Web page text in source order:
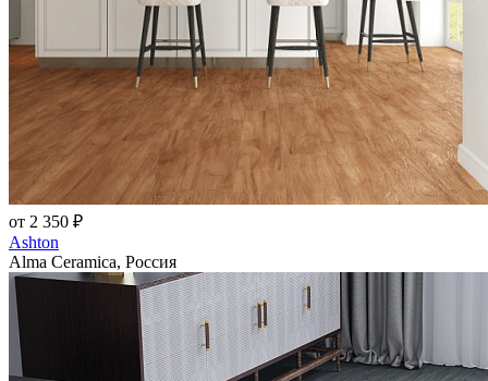
от 2 350 ₽
Ashton
Alma Ceramica, Россия